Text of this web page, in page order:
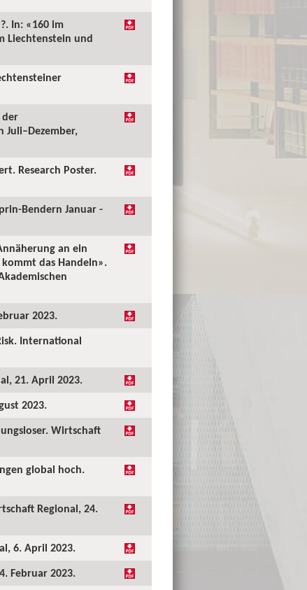
In: «160 im
Liechtenstein und
der
Research Poster.
Bendern Januar -
an ein
das Handeln».
2023.
International
21. April 2023.
2023.
Wirtschaft
global hoch.
Regional, 24.
6. April 2023.
Februar 2023.